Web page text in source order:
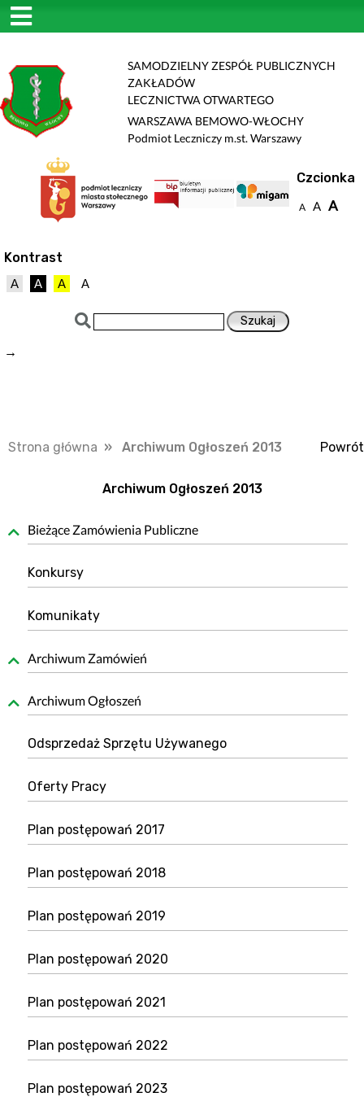
SAMODZIELNY ZESPÓŁ PUBLICZNYCH
ZAKŁADÓW
LECZNICTWA OTWARTEGO
WARSZAWA BEMOWO-WŁOCHY
Podmiot Leczniczy m.st. Warszawy
Czcionka
A A A
Kontrast
A A A A
→
Strona główna » Archiwum Ogłoszeń 2013 Powrót
Archiwum Ogłoszeń 2013
Bieżące Zamówienia Publiczne
Konkursy
Komunikaty
Archiwum Zamówień
Archiwum Ogłoszeń
Odsprzedaż Sprzętu Używanego
Oferty Pracy
Plan postępowań 2017
Plan postępowań 2018
Plan postępowań 2019
Plan postępowań 2020
Plan postępowań 2021
Plan postępowań 2022
Plan postępowań 2023